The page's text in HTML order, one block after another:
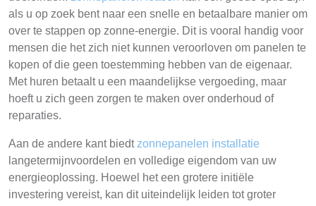
als u op zoek bent naar een snelle en betaalbare manier om
over te stappen op zonne-energie. Dit is vooral handig voor
mensen die het zich niet kunnen veroorloven om panelen te
kopen of die geen toestemming hebben van de eigenaar.
Met huren betaalt u een maandelijkse vergoeding, maar
hoeft u zich geen zorgen te maken over onderhoud of
reparaties.
Aan de andere kant biedt zonnepanelen installatie
langetermijnvoordelen en volledige eigendom van uw
energieoplossing. Hoewel het een grotere initiële
investering vereist, kan dit uiteindelijk leiden tot groter